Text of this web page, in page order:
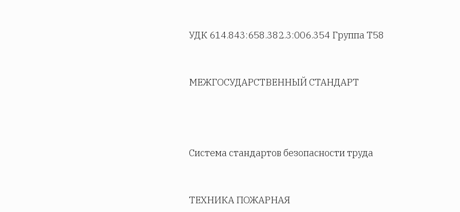
УДК 614.843:658.382.3:006.354 Группа Т58
МЕЖГОСУДАРСТВЕННЫЙ СТАНДАРТ
Система стандартов безопасности труда
ТЕХНИКА ПОЖАРНАЯ